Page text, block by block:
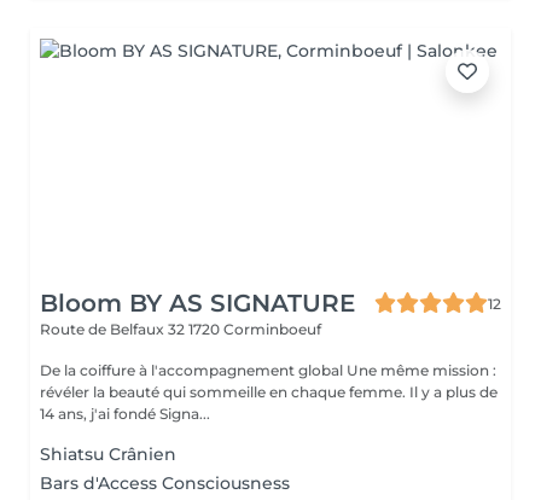
Bloom BY AS SIGNATURE
12
Route de Belfaux 32 1720 Corminboeuf
De la coiffure à l'accompagnement global Une même mission :
révéler la beauté qui sommeille en chaque femme. Il y a plus de
14 ans, j'ai fondé Signa...
Shiatsu Crânien
Bars d'Access Consciousness